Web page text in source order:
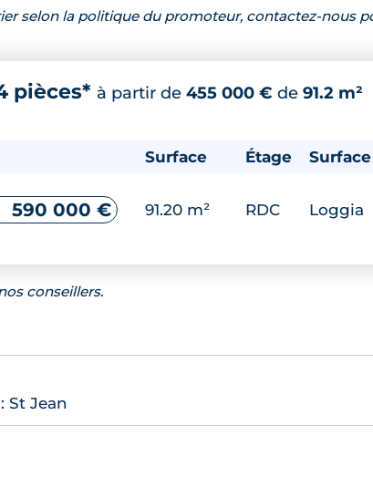
selon la politique du promoteur, contactez-nous
pièces* à partir de 455 000 € de 91.2 m²
Surface Étage
590 000 € 91.20 m² RDC Loggia
conseillers.
St Jean